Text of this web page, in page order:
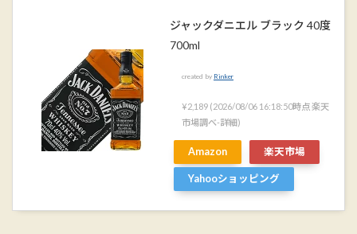
ジャックダニエル ブラック 40度
700ml
created by Rinker
¥2,189 (2026/08/06 16:18:50時点 楽天
市場調べ-詳細)
Amazon 楽天市場
Yahooショッピング